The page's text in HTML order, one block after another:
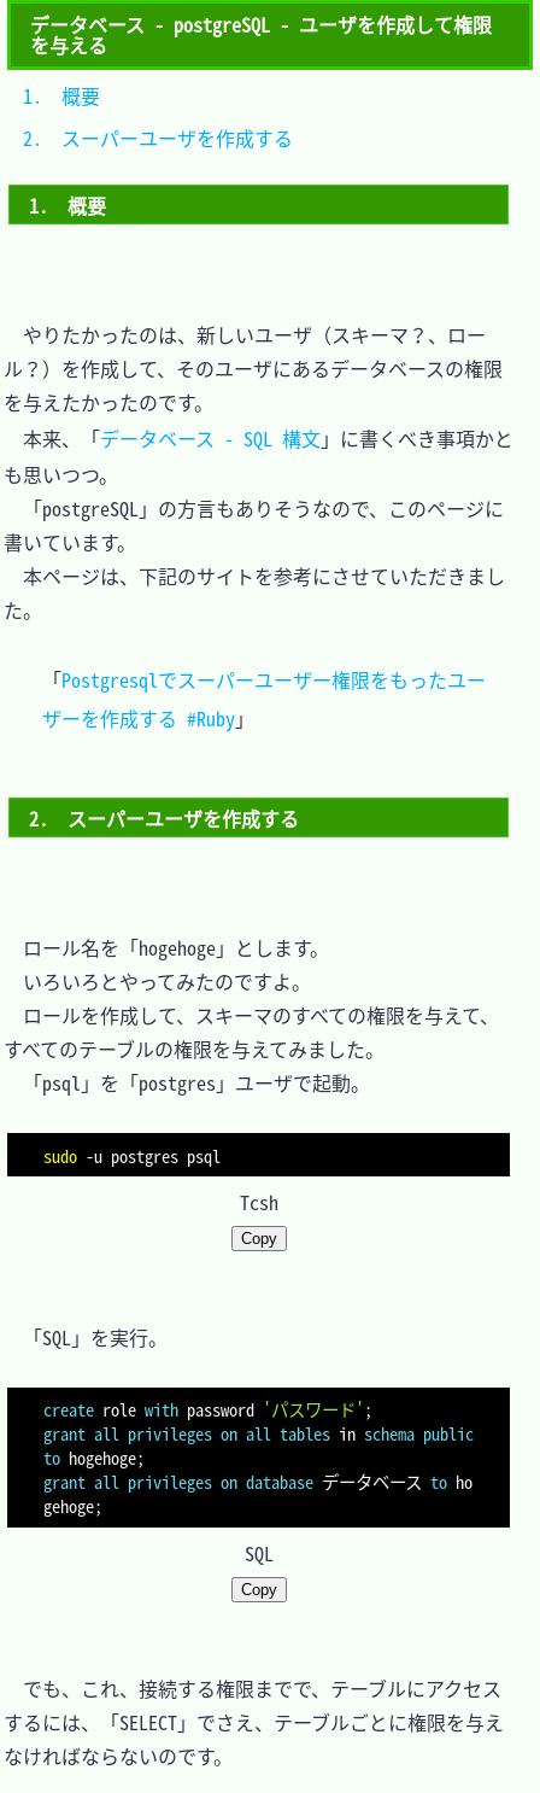
データベース - postgreSQL - ユーザを作成して権限
を与える
1.　概要
やりたかったのは、新しいユーザ（スキーマ？、ロー
ル？）を作成して、そのユーザにあるデータベースの権限
を与えたかったのです。
本来、「データベース - SQL 構文」に書くべき事項かと
も思いつつ。
「postgreSQL」の方言もありそうなので、このページに
書いています。
本ページは、下記のサイトを参考にさせていただきまし
た。
「Postgresqlでスーパーユーザー権限をもったユー
ザーを作成する #Ruby
2.　スーパーユーザを作成する
ロール名を「hogehoge」とします。
いろいろとやってみたのですよ。
ロールを作成して、スキーマのすべての権限を与えて、
すべてのテーブルの権限を与えてみました。
「psql」を「postgres」ユーザで起動。
sudo -u
Tcsh
Copy
「SQL」を実行。
create role with password 'パスワード';
grant all privileges on all tables in schema public
to hogehoge;
grant all privileges on database データベース to ho
gehoge;
SQL
Copy
でも、これ、接続する権限までで、テーブルにアクセス
するには、「SELECT」でさえ、テーブルごとに権限を与え
なければならないのです。